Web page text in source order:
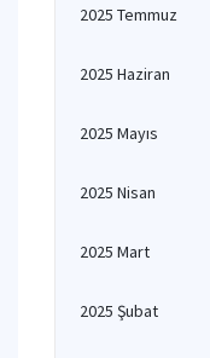
2025 Temmuz
2025 Haziran
2025 Mayıs
2025 Nisan
2025 Mart
2025 Şubat